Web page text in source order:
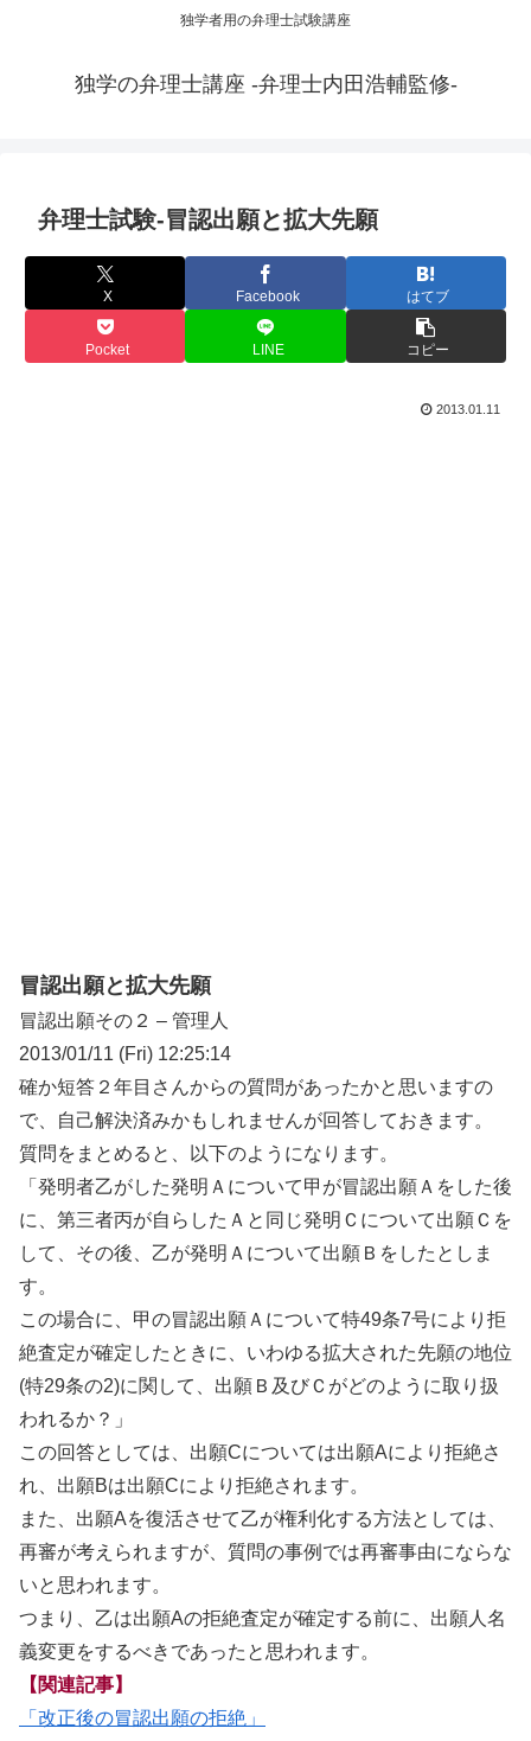
独学者用の弁理士試験講座
独学の弁理士講座 -弁理士内田浩輔監修-
弁理士試験-冒認出願と拡大先願
X Facebook はてブ
Pocket LINE コピー
2013.01.11
冒認出願と拡大先願
冒認出願その２ – 管理人
2013/01/11 (Fri) 12:25:14
確か短答２年目さんからの質問があったかと思いますの
で、自己解決済みかもしれませんが回答しておきます。
質問をまとめると、以下のようになります。
「発明者乙がした発明Ａについて甲が冒認出願Ａをした後
に、第三者丙が自らしたＡと同じ発明Ｃについて出願Ｃを
して、その後、乙が発明Ａについて出願Ｂをしたとしま
す。
この場合に、甲の冒認出願Ａについて特49条7号により拒
絶査定が確定したときに、いわゆる拡大された先願の地位
(特29条の2)に関して、出願Ｂ及びＣがどのように取り扱
われるか？」
この回答としては、出願Cについては出願Aにより拒絶さ
れ、出願Bは出願Cにより拒絶されます。
また、出願Aを復活させて乙が権利化する方法としては、
再審が考えられますが、質問の事例では再審事由にならな
いと思われます。
つまり、乙は出願Aの拒絶査定が確定する前に、出願人名
義変更をするべきであったと思われます。
【関連記事】
「改正後の冒認出願の拒絶」